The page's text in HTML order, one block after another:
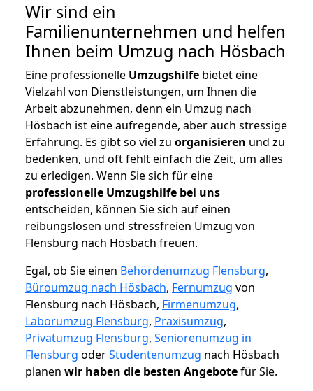
Wir sind ein
Familienunternehmen und helfen
Ihnen beim Umzug nach Hösbach
Eine professionelle Umzugshilfe bietet eine
Vielzahl von Dienstleistungen, um Ihnen die
Arbeit abzunehmen, denn ein Umzug nach
Hösbach ist eine aufregende, aber auch stressige
Erfahrung. Es gibt so viel zu organisieren und zu
bedenken, und oft fehlt einfach die Zeit, um alles
zu erledigen. Wenn Sie sich für eine
professionelle Umzugshilfe bei uns
entscheiden, können Sie sich auf einen
reibungslosen und stressfreien Umzug von
Flensburg nach Hösbach freuen.
Egal, ob Sie einen Behördenumzug Flensburg,
Büroumzug nach Hösbach, Fernumzug von
Flensburg nach Hösbach, Firmenumzug,
Laborumzug Flensburg, Praxisumzug,
Privatumzug Flensburg, Seniorenumzug in
Flensburg oderStudentenumzug nach Hösbach
planen wir haben die besten Angebotefür Sie.